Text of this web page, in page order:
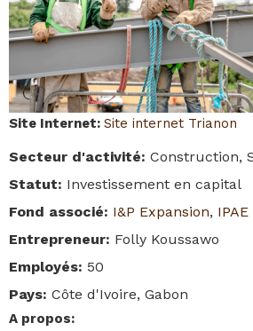
Site Internet: Site internet Trianon
Secteur d'activité: Construction,
Statut: Investissement en capital
Fond associé: I&P Expansion, IPAE
Entrepreneur: Folly Koussawo
Employés: 50
Pays: Côte d'Ivoire, Gabon
A propos: